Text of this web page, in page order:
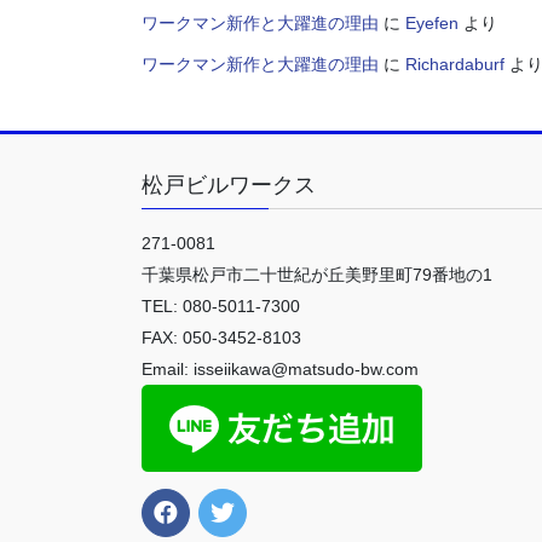
ワークマン新作と大躍進の理由 に Eyefen より
ワークマン新作と大躍進の理由 に Richardaburf より
松戸ビルワークス
271-0081
千葉県松戸市二十世紀が丘美野里町79番地の1
TEL: 080-5011-7300
FAX: 050-3452-8103
Email: isseiikawa@matsudo-bw.com